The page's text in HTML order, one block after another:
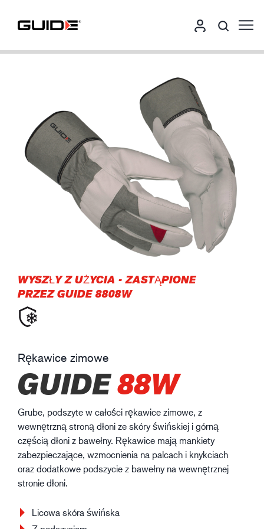
WYSZŁY Z UŻYCIA -ZASTĄPIONE
PRZEZ GUIDE 8808W
Rękawice zimowe
GUIDE88W
Grube, podszyte w całości rękawice zimowe, z
wewnętrzną stroną dłoni ze skóry świńskiej i górną
częścią dłoni z bawełny. Rękawice mają mankiety
zabezpieczające, wzmocnienia na palcach i knykciach
oraz dodatkowe podszycie z bawełny na wewnętrznej
stronie dłoni.
Licowa skóra świńska